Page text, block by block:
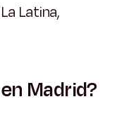
Latina,
Madrid?